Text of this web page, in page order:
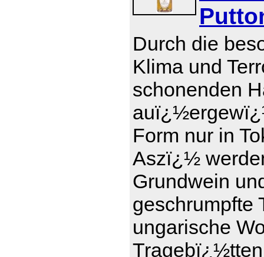
Durch die
Klima und
schonenden
Form nur in
Aszï¿½
Grundwein
geschrumpfte
ungarische